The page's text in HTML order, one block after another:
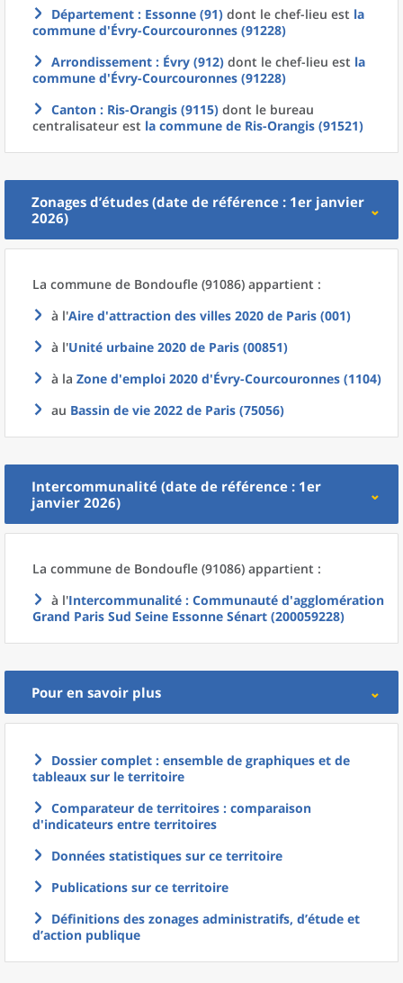
Département : Essonne (91) dont le chef-lieu est la
commune d'Évry-Courcouronnes (91228)
Arrondissement : Évry (912) dont le chef-lieu est la
commune d'Évry-Courcouronnes (91228)
Canton : Ris-Orangis (9115) dont le bureau
centralisateur est la commune de Ris-Orangis (91521)
Zonages d’études (date de référence : 1er janvier
2026)
La commune de Bondoufle (91086) appartient :
à l'Aire d'attraction des villes 2020 de Paris (001)
à l'Unité urbaine 2020 de Paris (00851)
à la Zone d'emploi 2020 d'Évry-Courcouronnes (1104)
au Bassin de vie 2022 de Paris (75056)
Intercommunalité (date de référence : 1er
janvier 2026)
La commune de Bondoufle (91086) appartient :
à l'Intercommunalité : Communauté d'agglomération
Grand Paris Sud Seine Essonne Sénart (200059228)
Pour en savoir plus
Dossier complet : ensemble de graphiques et de
tableaux sur le territoire
Comparateur de territoires : comparaison
d'indicateurs entre territoires
Données statistiques sur ce territoire
Publications sur ce territoire
Définitions des zonages administratifs, d’étude et
d’action publique